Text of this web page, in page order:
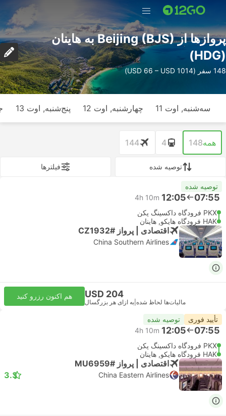
پرواز‌ها از Beijing (BJS) به هاینان
(HDG)
148 سفر (USD 66 – USD 1014)
سه‌شنبه, اوت 11 چهارشنبه, اوت 12 پنج‌شنبه, اوت 13
همه148
4
144
توصیه شده فیلتر‌ها
توصیه شده
07:55
12:05
4h 10m
PKX فرودگاه داکسینگ پکن
HAK فرودگاه هایکو, هاینان
اقتصادی | پرواز #CZ1932
China Southern Airlines
USD 204
مالیات‌ها لحاظ شده به ازای هر بزرگسال
هم اکنون رزرو کنید
تأیید فوری توصیه شده
07:55
12:05
4h 10m
PKX فرودگاه داکسینگ پکن
HAK فرودگاه هایکو, هاینان
اقتصادی | پرواز #MU6959
China Eastern Airlines
3.3